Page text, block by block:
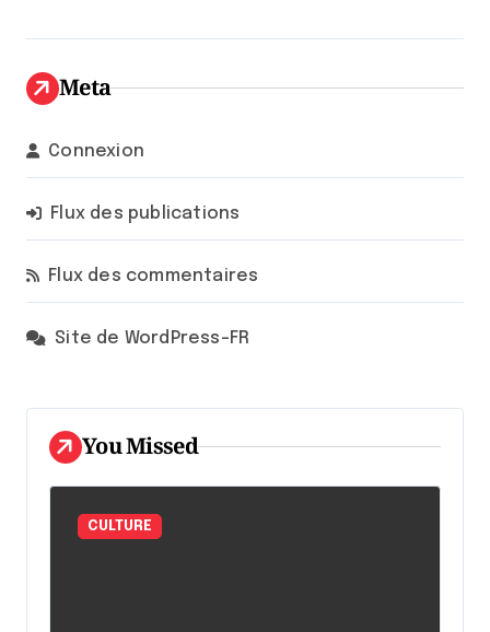
Meta
Connexion
Flux des publications
Flux des commentaires
Site de WordPress-FR
You Missed
CULTURE